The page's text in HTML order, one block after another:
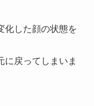
化した顔の状態を
に戻ってしまいま